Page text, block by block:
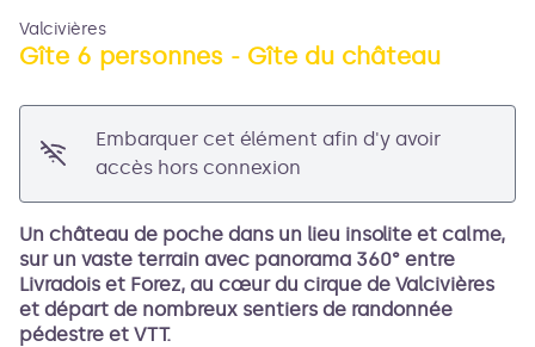
Voir l'image en plein écran
Valcivières
Gîte 6 personnes - Gîte du château
Embarquer cet élément afin d'y avoir
accès hors connexion
Un château de poche dans un lieu insolite et calme,
sur un vaste terrain avec panorama 360° entre
Livradois et Forez, au cœur du cirque de Valcivières
et départ de nombreux sentiers de randonnée
pédestre et VTT.